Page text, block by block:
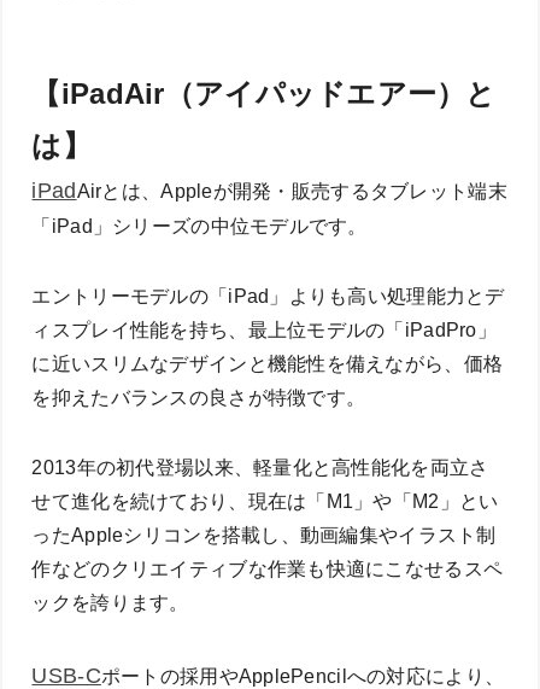
【iPadAir（アイパッドエアー）と
は】
iPadAirとは、Appleが開発・販売するタブレット端末
「iPad」シリーズの中位モデルです。
エントリーモデルの「iPad」よりも高い処理能力とデ
ィスプレイ性能を持ち、最上位モデルの「iPadPro」
に近いスリムなデザインと機能性を備えながら、価格
を抑えたバランスの良さが特徴です。
2013年の初代登場以来、軽量化と高性能化を両立さ
せて進化を続けており、現在は「M1」や「M2」とい
ったAppleシリコンを搭載し、動画編集やイラスト制
作などのクリエイティブな作業も快適にこなせるスペ
ックを誇ります。
USB-Cポートの採用やApplePencilへの対応により、